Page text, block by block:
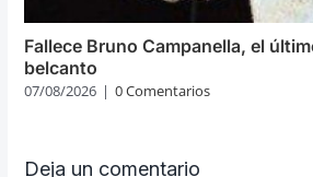
Fallece Bruno Campanella, el
belcanto
07/08/2026 | 0 Comentarios
Deja un comentario